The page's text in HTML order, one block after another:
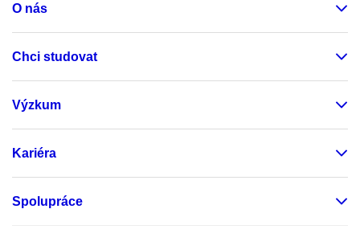
O nás
Chci studovat
Výzkum
Kariéra
Spolupráce